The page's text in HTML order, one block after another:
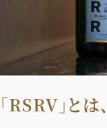
「RSRV」と